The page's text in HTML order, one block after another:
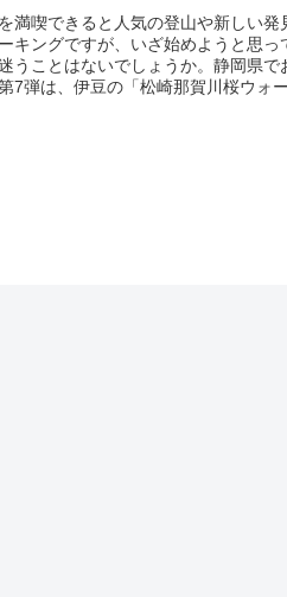
満喫できると人気の登山や新しい発
キングですが、いざ始めようと思
うことはないでしょうか。静岡県で
7弾は、伊豆の「松崎那賀川桜ウォ